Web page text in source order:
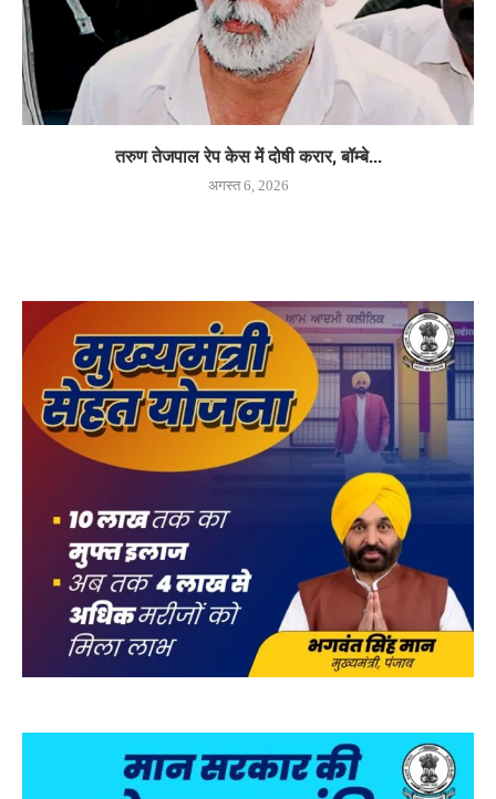
तरुण तेजपाल रेप केस में दोषी करार, बॉम्बे...
अगस्त 6, 2026